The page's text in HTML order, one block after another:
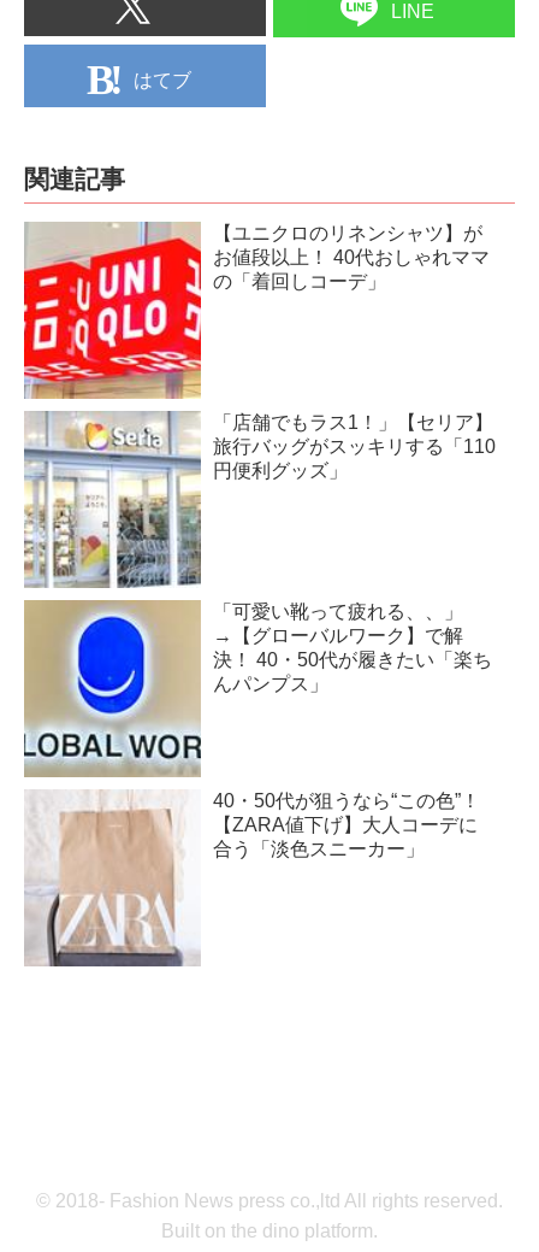
LINE
はてブ
関連記事
【ユニクロのリネンシャツ】が
お値段以上！ 40代おしゃれママ
の「着回しコーデ」
「店舗でもラス1！」【セリア】
旅行バッグがスッキリする「110
円便利グッズ」
「可愛い靴って疲れる、、」
→【グローバルワーク】で解
決！ 40・50代が履きたい「楽ち
んパンプス」
40・50代が狙うなら“この色”！
【ZARA値下げ】大人コーデに
合う「淡色スニーカー」
© 2018- Fashion News press co.,ltd All rights reserved.
Built on the dino platform.